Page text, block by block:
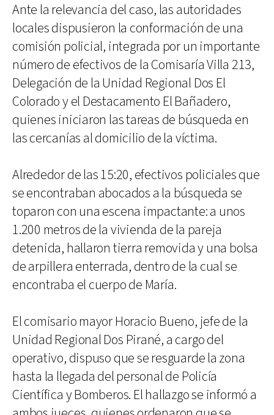
Ante la relevancia del caso, las autoridades
locales dispusieron la conformación de una
comisión policial, integrada por un importante
número de efectivos de la Comisaría Villa 213,
Delegación de la Unidad Regional Dos El
Colorado y el Destacamento El Bañadero,
quienes iniciaron las tareas de búsqueda en
las cercanías al domicilio de la víctima.
Alrededor de las 15:20, efectivos policiales que
se encontraban abocados a la búsqueda se
toparon con una escena impactante: a unos
1.200 metros de la vivienda de la pareja
detenida, hallaron tierra removida y una bolsa
de arpillera enterrada, dentro de la cual se
encontraba el cuerpo de María.
El comisario mayor Horacio Bueno, jefe de la
Unidad Regional Dos Pirané, a cargo del
operativo, dispuso que se resguarde la zona
hasta la llegada del personal de Policía
Científica y Bomberos. El hallazgo se informó a